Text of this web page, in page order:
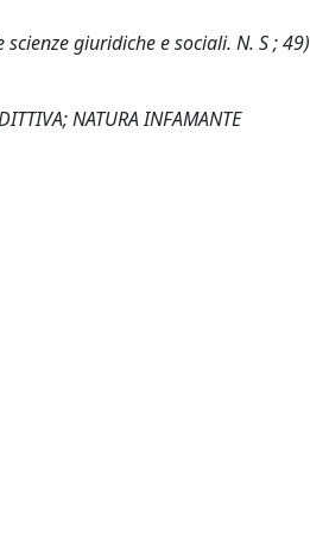
giuridiche e sociali. N. S ; 49)
NATURA INFAMANTE